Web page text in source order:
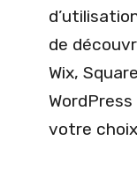
de
Wix,
votre